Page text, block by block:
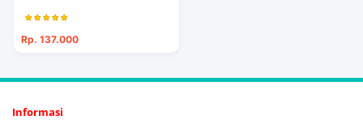
Rp. 137.000
Informasi